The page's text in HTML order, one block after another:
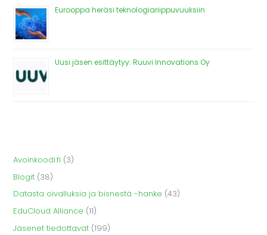
Eurooppa heräsi teknologiariippuvuuksiin
Uusi jäsen esittäytyy: Ruuvi Innovations Oy
Avoinkoodi.fi (3)
Blogit (38)
Datasta oivalluksia ja bisnestä -hanke (43)
EduCloud Alliance (11)
Jäsenet tiedottavat (199)